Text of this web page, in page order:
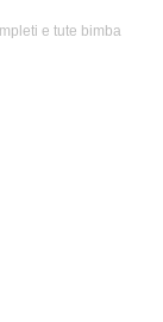
e tute bimba